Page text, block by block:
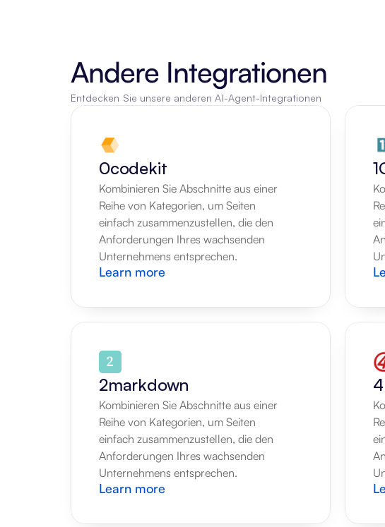
Andere Integrationen
Entdecken Sie unsere anderen AI-Agent-Integrationen
0codekit
Kombinieren Sie Abschnitte aus einer
Reihe von Kategorien, um Seiten
einfach zusammenzustellen, die den
Anforderungen Ihres wachsenden
Unternehmens entsprechen.
Learn more
2markdown
Kombinieren Sie Abschnitte aus einer
Reihe von Kategorien, um Seiten
einfach zusammenzustellen, die den
Anforderungen Ihres wachsenden
Unternehmens entsprechen.
Learn more